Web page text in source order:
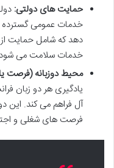
حمایت های دولتی:
خدمات عمومی گسترده
دهد که شامل حمایت
خدمات سلامت می
محیط دوزبانه (فرصت
یادگیری هر دو زبان
آل فراهم می کند. این
فرصت های شغلی و